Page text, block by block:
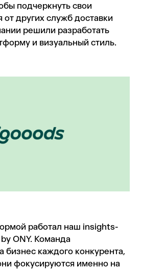
подчеркнуть свои
других служб доставки
решили разработать
и визуальный стиль.
работал наш insights-
ONY. Команда
бизнес каждого конкурента,
фокусируются именно на